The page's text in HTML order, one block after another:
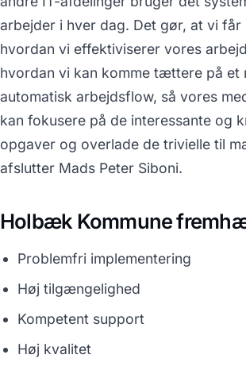
arbejder i hver dag. Det gør, at vi får
hvordan vi effektiviserer vores
hvordan vi kan komme tættere på et
automatisk arbejdsflow, så vores
kan fokusere på de interessante og
opgaver og overlade de trivielle til
afslutter Mads Peter Siboni.
Holbæk Kommune
Problemfri implementering
Høj tilgængelighed
Kompetent support
Høj kvalitet